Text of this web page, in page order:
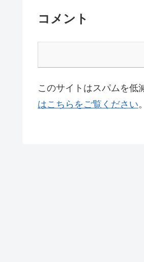
コメント
このサイトはスパムを低
はこちらをご覧ください。